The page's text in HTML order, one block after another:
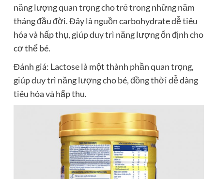
năng lượng quan trọng cho trẻ trong những năm
tháng đầu đời. Đây là nguồn carbohydrate dễ tiêu
hóa và hấp thụ, giúp duy trì năng lượng ổn định cho
cơ thể bé.
Đánh giá: Lactose là một thành phần quan trọng,
giúp duy trì năng lượng cho bé, đồng thời dễ dàng
tiêu hóa và hấp thu.